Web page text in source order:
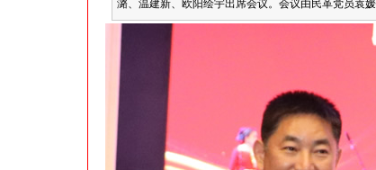
潞、温建新、欧阳绘宇出席会议。会议由民革党员袁